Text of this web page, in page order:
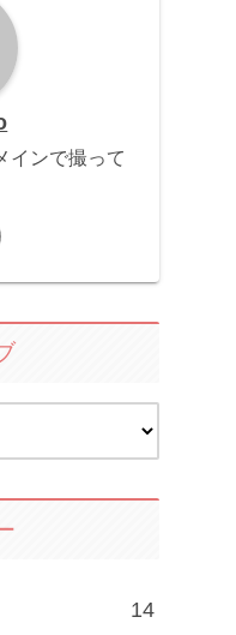
インで撮って
14